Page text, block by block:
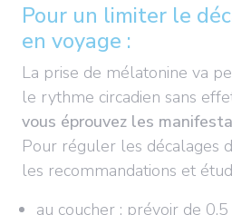
Pour un limiter le
en voyage :
La prise de mélatonine va
le rythme circadien sans
vous éprouvez les
Pour réguler les décalages
les recommandations et
au coucher : prévoir de